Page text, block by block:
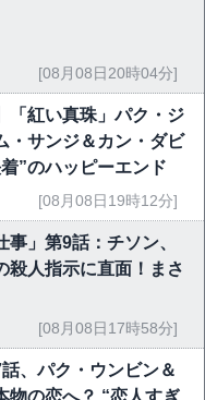
[08月08日20時04分]
「紅い真珠」パク・ジ
・サンジ＆カン・ダビ
”のハッピーエンド
[08月08日19時12分]
事」第9話：チソン、
殺人指示に直面！まさ
[08月08日17時58分]
、パク・ウンビン＆
物の恋へ？ “恋人すぎ